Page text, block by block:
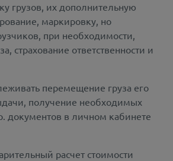
грузов, их дополнительную
маркировку, но
при необходимости,
страхование ответственности и
перемещение груза его
получение необходимых
документов в личном кабинете
расчет стоимости